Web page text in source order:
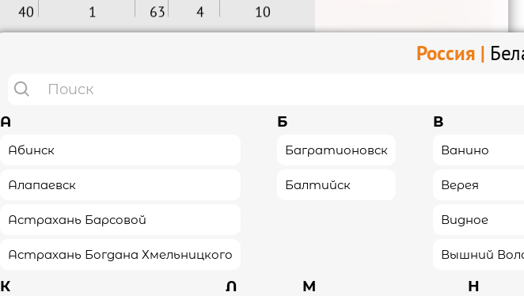
Россия |
А
Абинск
Алапаевск
Астрахань Барсовой
Астрахань Богдана Хмельницкого
Б
Багратионовск
Балтийск
В
Ванино
Верея
Видное
Вышний
К Л М Н
Беру
40
1
63
4
10
125₽ 0 